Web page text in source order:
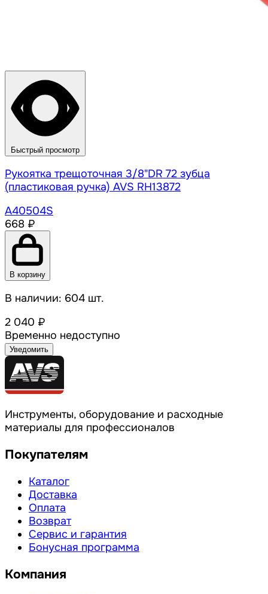
Быстрый просмотр
Рукоятка трещоточная 3/8"DR 72 зубца
(пластиковая ручка) AVS RH13872
A40504S
668 ₽
В корзину
В наличии: 604 шт.
2 040 ₽
Временно недоступно
Уведомить
Инструменты, оборудование и расходные
материалы для профессионалов
Покупателям
Каталог
Доставка
Оплата
Возврат
Сервис и гарантия
Бонусная программа
Компания